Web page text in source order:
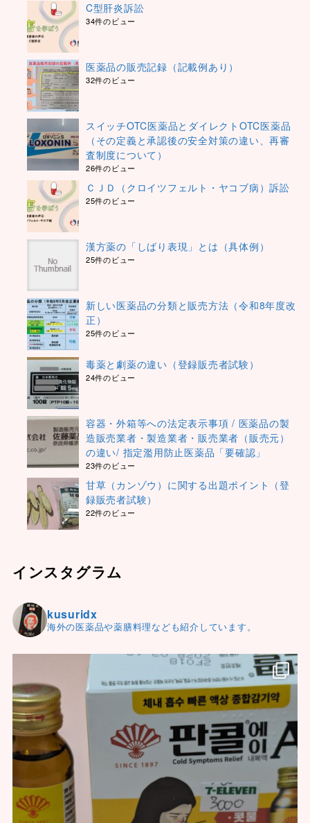
C型肝炎訴訟
34件のビュー
医薬品の販売記録（記載例あり）
32件のビュー
スイッチOTC医薬品とダイレクトOTC医薬品
（その定義と承認後の安全対策の違い、再審
査制度について）
26件のビュー
ＣＪＤ（クロイツフェルト・ヤコブ病）訴訟
25件のビュー
漢方薬の「しばり表現」とは（具体例）
25件のビュー
新しい医薬品の分類と販売方法（令和8年度改
正）
25件のビュー
毒薬と劇薬の違い（登録販売者試験）
24件のビュー
容器・外箱等への法定表示事項 / 医薬品の製
造販売業者・製造業者・販売業者（販売元）
の違い/ 指定濫用防止医薬品「要確認」
23件のビュー
甘草（カンゾウ）に関する出題ポイント（登
録販売者試験）
22件のビュー
インスタグラム
kusuridx
海外の医薬品や薬膳料理なども紹介しています。